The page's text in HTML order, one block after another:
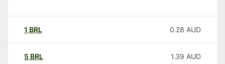
1 BRL 0.28 AUD
5 BRL 1.39 AUD